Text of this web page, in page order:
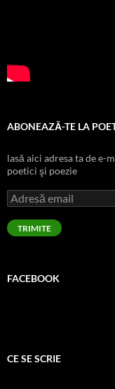
ABONEAZĂ-TE LA
lasă aici adresa ta de e-
poetici şi poezie
Adresă
email
TRIMITE
FACEBOOK
CE SE SCRIE